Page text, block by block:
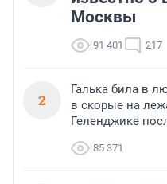
Москвы
91 401 217
2
Галька била в
в скорые на
Геленджике
85 371